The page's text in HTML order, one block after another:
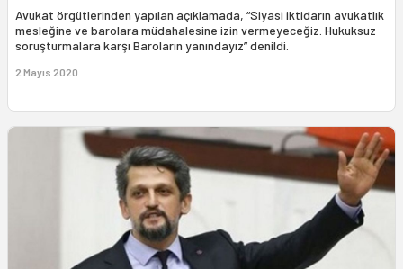
Avukat örgütlerinden yapılan açıklamada, “Siyasi iktidarın avukatlık
mesleğine ve barolara müdahalesine izin vermeyeceğiz. Hukuksuz
soruşturmalara karşı Baroların yanındayız” denildi.
2 Mayıs 2020